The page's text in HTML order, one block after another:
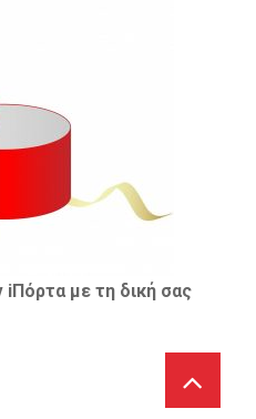
iΠόρτα με τη δική σας